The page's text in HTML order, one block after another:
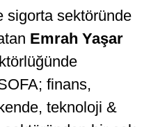
sigorta sektöründe
Emrah Yaşar
finans,
teknoloji &